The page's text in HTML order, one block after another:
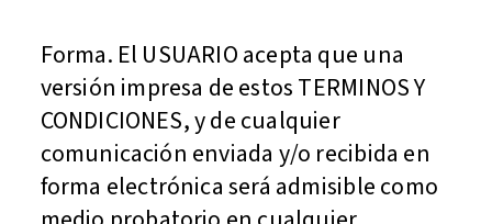
Forma. El USUARIO acepta que una
versión impresa de estos TERMINOS Y
CONDICIONES, y de cualquier
comunicación enviada y/o recibida en
forma electrónica será admisible como